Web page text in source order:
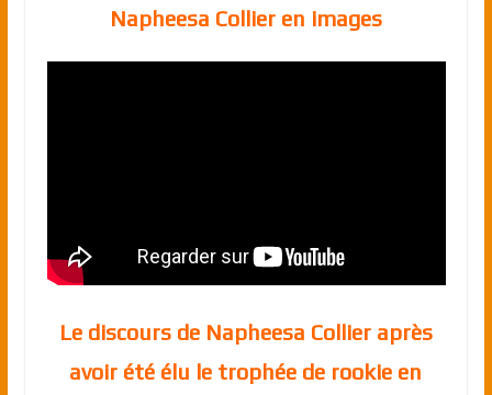
Napheesa Collier en images
Le discours de Napheesa Collier après
avoir été élu le trophée de rookie en